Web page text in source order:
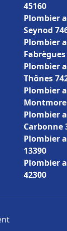
45160
Plombier
Seynod
Plombier
Fabrègues
Plombier
Thônes
Plombier
Plombier
Carbonne
Plombier
13390
Plombier
42300